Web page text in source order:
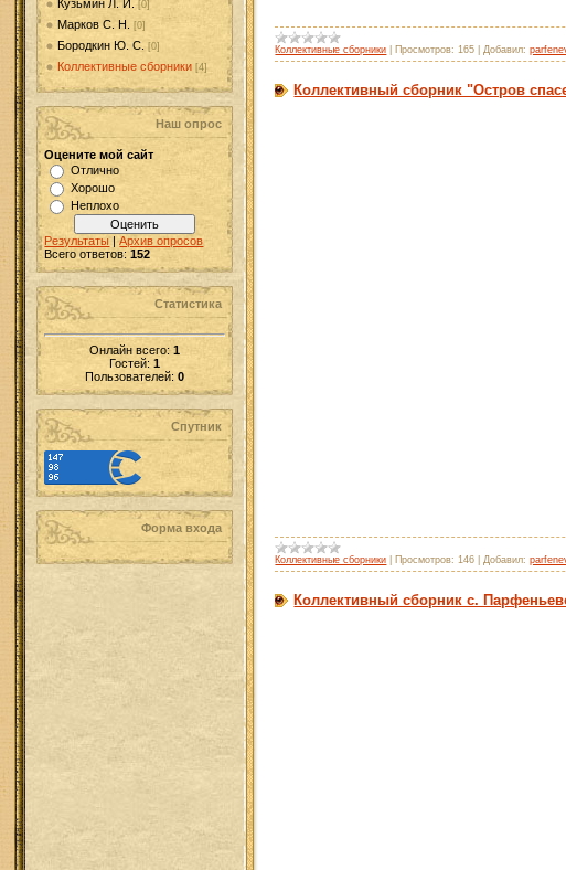
Кузьмин Л. И. [0]
Марков С. Н. [0]
Бородкин Ю. С. [0]
Коллективные сборники [4]
Наш опрос
Оцените мой сайт
Отлично
Хорошо
Неплохо
Результаты |Архив опросов
Всего ответов:152
Статистика
Онлайн всего:1
Гостей:1
Пользователей:0
Спутник
Форма входа
Коллективные сборники Просмотров: 165 |Добавил:
Коллективный сборник "Остров
Коллективные сборники Просмотров: 146 |Добавил:
Коллективный сборник с.